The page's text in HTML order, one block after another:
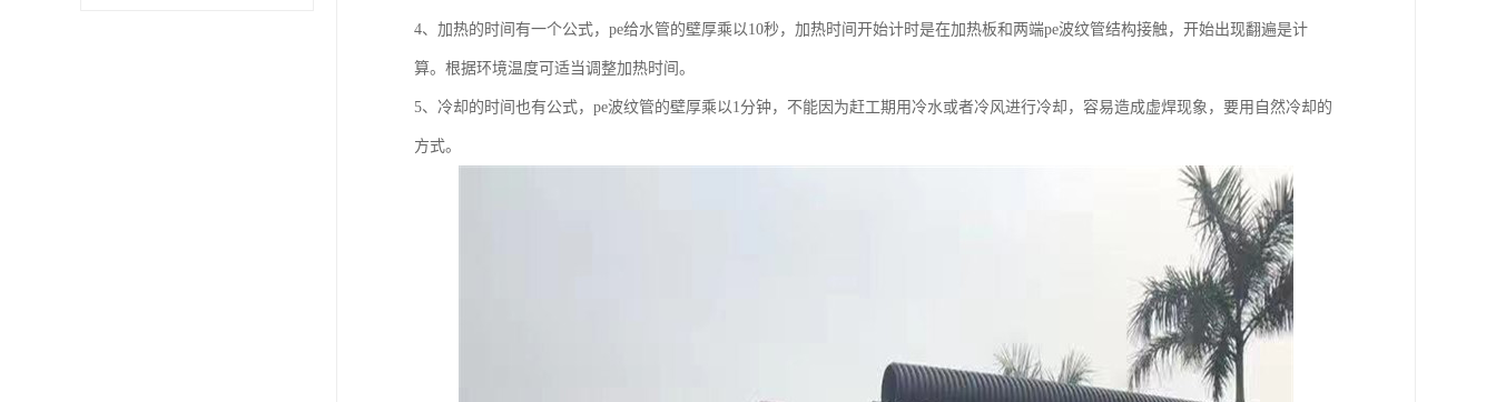
4、加热的时间有一个公式，pe给水管的壁厚乘以10秒，加热时间开始计时是在加热板和两端pe波纹管结构接触，开始出现翻遍是计
算。根据环境温度可适当调整加热时间。
5、冷却的时间也有公式，pe波纹管的壁厚乘以1分钟，不能因为赶工期用冷水或者冷风进行冷却，容易造成虚焊现象，要用自然冷却的
方式。